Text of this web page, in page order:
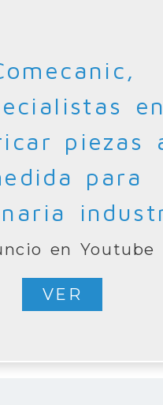
en
piezas
para
en Youtube
VER